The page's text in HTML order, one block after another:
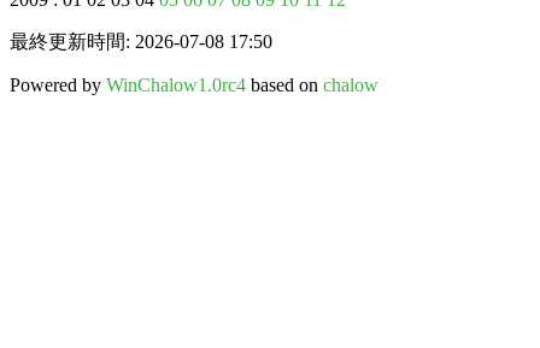
最終更新時間: 2026-07-08 17:50
Powered by WinChalow1.0rc4 based on chalow